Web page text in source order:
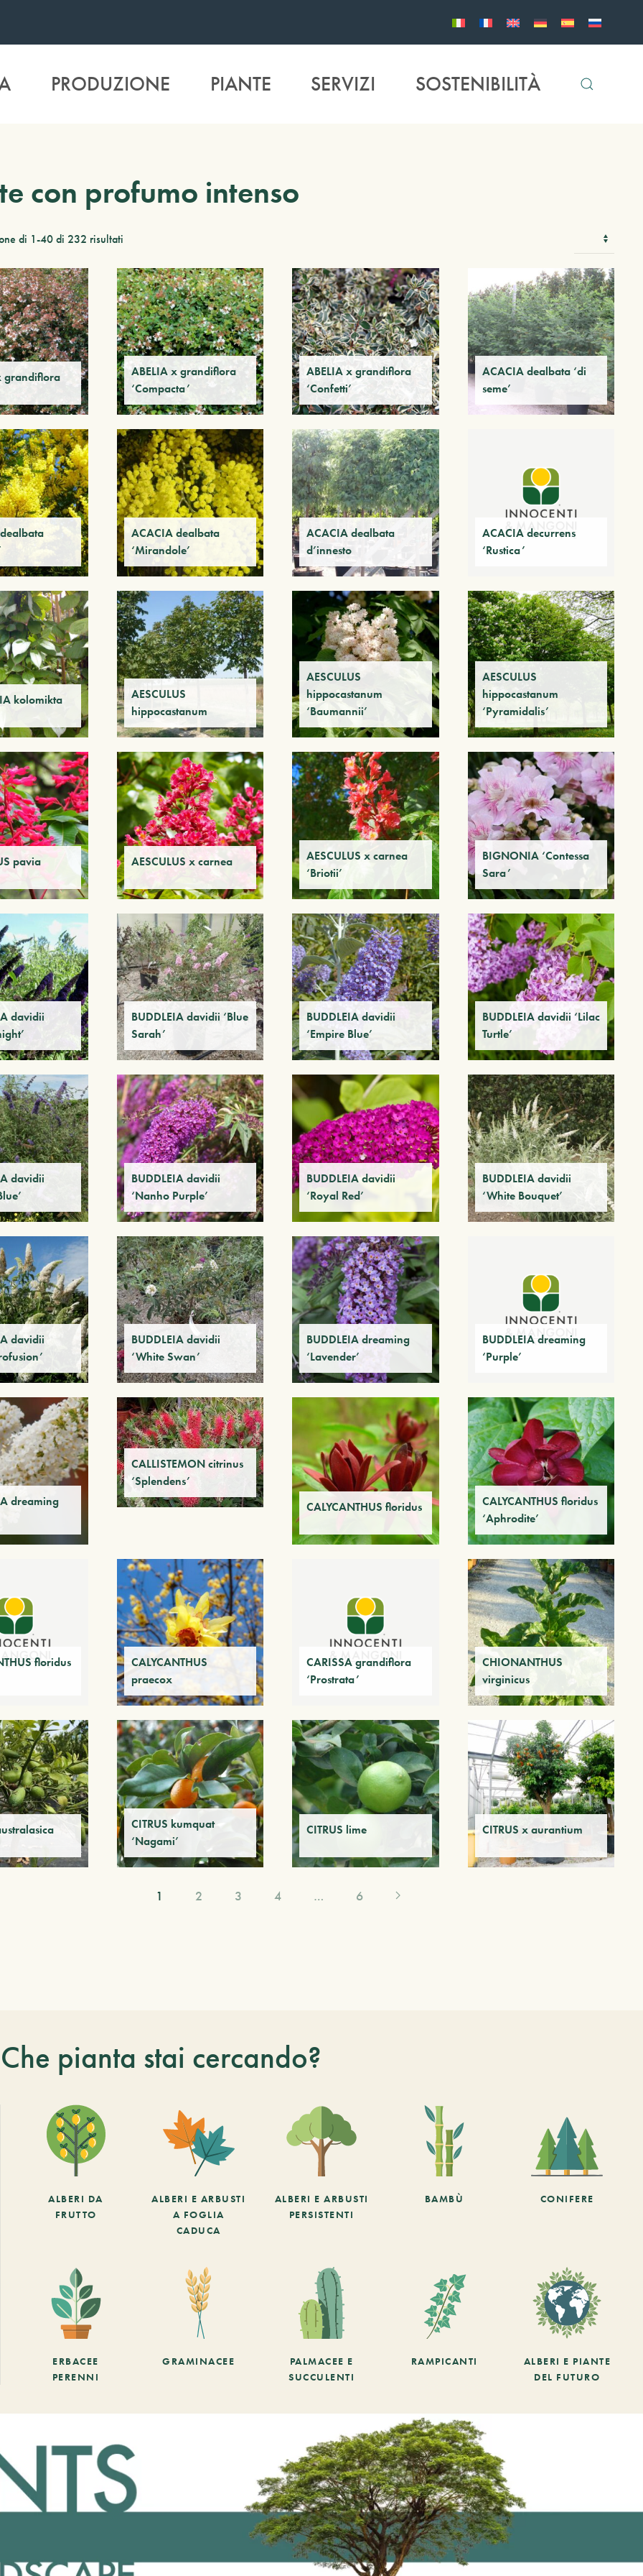
PRODUZIONE PIANTE SERVIZI SOSTENIBILITÀ
con profumo intenso
di 1-40 di 232 risultati
grandiflora
ABELIA x grandiflora
‘Compacta’
ABELIA x grandiflora
‘Confetti’
ACACIA dealbata ‘di
seme’
ACACIA dealbata
‘Mirandole’
ACACIA dealbata
d’innesto
ACACIA decurrens
‘Rustica’
kolomikta
AESCULUS
hippocastanum
AESCULUS
hippocastanum
‘Baumannii’
AESCULUS
hippocastanum
‘Pyramidalis’
pavia AESCULUS x carnea
AESCULUS x carnea
‘Briotii’
BIGNONIA ‘Contessa
Sara’
davidii
BUDDLEIA davidii ‘Blue
Sarah’
BUDDLEIA davidii
‘Empire Blue’
BUDDLEIA davidii ‘Lilac
Turtle’
davidii
BUDDLEIA davidii
‘Nanho Purple’
BUDDLEIA davidii
‘Royal Red’
BUDDLEIA davidii
‘White Bouquet’
davidii
BUDDLEIA davidii
‘White Swan’
BUDDLEIA dreaming
‘Lavender’
BUDDLEIA dreaming
‘Purple’
dreaming
CALLISTEMON citrinus
‘Splendens’
CALYCANTHUS floridus
CALYCANTHUS floridus
‘Aphrodite’
floridus
CALYCANTHUS
praecox
CARISSA grandiflora
‘Prostrata’
CHIONANTHUS
virginicus
CITRUS kumquat
‘Nagami’
CITRUS lime CITRUS x aurantium
1 2 3 4 … 6
Che pianta stai cercando?
ALBERI DA
FRUTTO
ALBERI E ARBUSTI
A FOGLIA
CADUCA
ALBERI E ARBUSTI
PERSISTENTI
BAMBÙ CONIFERE
ERBACEE
PERENNI
GRAMINACEE
PALMACEE E
SUCCULENTI
RAMPICANTI
ALBERI E PIANTE
DEL FUTURO